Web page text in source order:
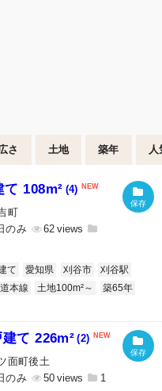
さ 土地 築年 人
て 108m² (4)
町
のみ
62
て 愛知県 刈谷市
刈谷駅
本線 土地100m²～
築65年
て 226m² (2)
面町後土
のみ
50 1